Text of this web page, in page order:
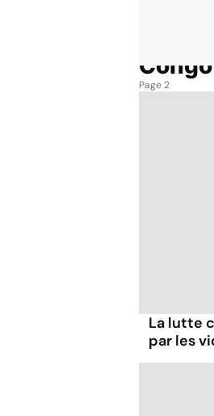
Page 2
La lutte
par les